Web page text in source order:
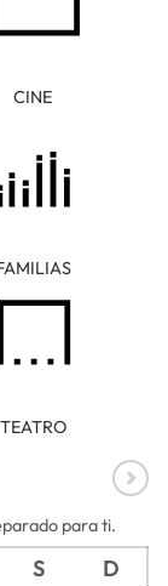
CINE
TEATRO
para ti.
S D